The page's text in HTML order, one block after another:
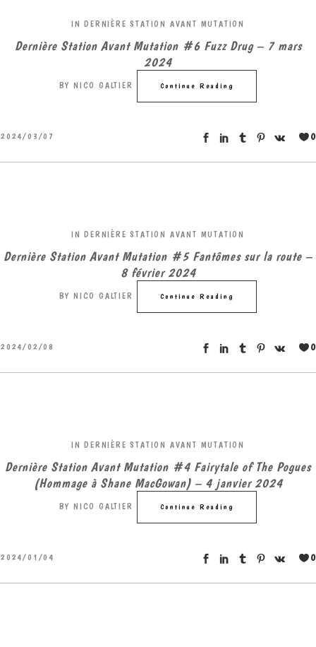
IN DERNIÈRE STATION AVANT MUTATION
Dernière Station Avant Mutation #6 Fuzz Drug – 7 mars
2024
BY NICO GALTIER Continue Reading
2024/03/07 0
IN DERNIÈRE STATION AVANT MUTATION
Dernière Station Avant Mutation #5 Fantômes sur la route –
8 février 2024
BY NICO GALTIER Continue Reading
2024/02/08 0
IN DERNIÈRE STATION AVANT MUTATION
Dernière Station Avant Mutation #4 Fairytale of The Pogues
(Hommage à Shane MacGowan) – 4 janvier 2024
BY NICO GALTIER Continue Reading
2024/01/04 0